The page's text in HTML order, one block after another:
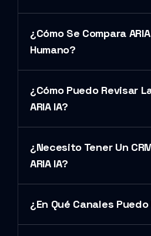
¿Cómo Se Compara
Humano?
¿Cómo Puedo Revisar
ARIA IA?
¿Necesito Tener Un
ARIA IA?
¿En Qué Canales Puedo